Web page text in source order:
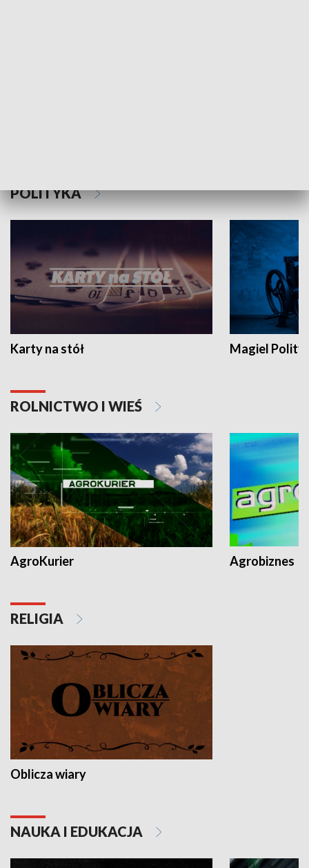
POLITYKA
Karty na stół Magiel
ROLNICTWO I WIEŚ
AgroKurier Agrobiznes
RELIGIA
Oblicza wiary
NAUKA I EDUKACJA